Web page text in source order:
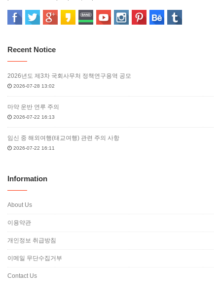
Recent Notice
2026년도 제3차 국회사무처 정책연구용역 공모
2026-07-28 13:02
마약 운반 연루 주의
2026-07-22 16:13
임신 중 해외여행(태교여행) 관련 주의 사항
2026-07-22 16:11
Information
About Us
이용약관
개인정보 취급방침
이메일 무단수집거부
Contact Us